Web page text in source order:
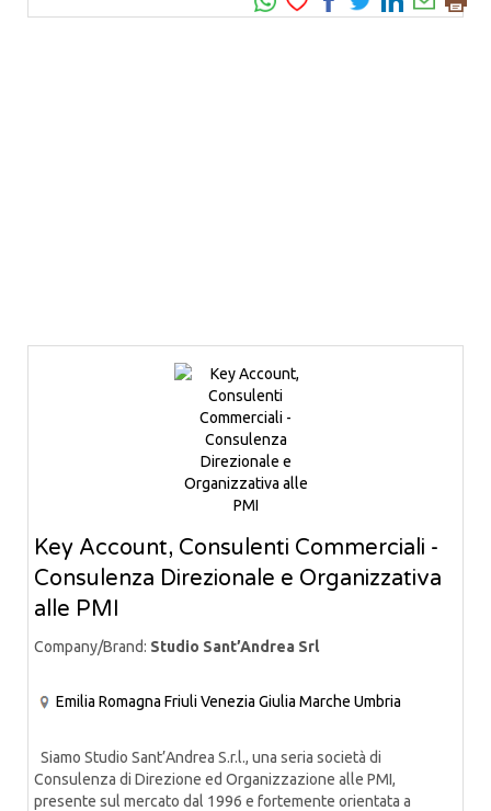
Key Account, Consulenti Commerciali -
Consulenza Direzionale e Organizzativa
alle PMI
Company/Brand: Studio Sant’Andrea Srl
Emilia Romagna Friuli Venezia Giulia Marche Umbria
Siamo Studio Sant’Andrea S.r.l., una seria società di
Consulenza di Direzione ed Organizzazione alle PMI,
presente sul mercato dal 1996 e fortemente orientata a